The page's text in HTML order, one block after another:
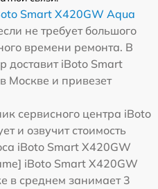
Smart Х420GW Aqua
не требует большого
времени ремонта. В
доставит iBoto Smart
Москве и привезет
сервисного центра iBoto
и озвучит стоимость
iBoto Smart Х420GW
iBoto Smart Х420GW
в среднем занимает 3